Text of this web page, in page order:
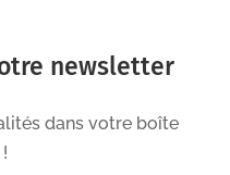
newsletter
dans votre boîte